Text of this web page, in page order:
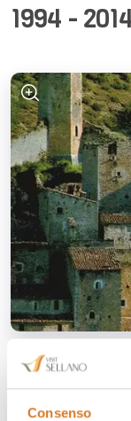
Consenso
1994 -
Questo è l'anno